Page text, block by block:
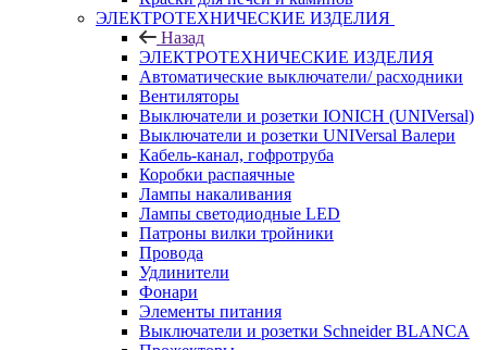
ЭЛЕКТРОТЕХНИЧЕСКИЕ ИЗДЕЛИЯ
Назад
ЭЛЕКТРОТЕХНИЧЕСКИЕ ИЗДЕЛИЯ
Автоматические выключатели/ расходники
Вентиляторы
Выключатели и розетки IONICH (UNIVersal)
Выключатели и розетки UNIVersal Валери
Кабель-канал, гофротруба
Коробки распаячные
Лампы накаливания
Лампы светодиодные LED
Патроны вилки тройники
Провода
Удлинители
Фонари
Элементы питания
Выключатели и розетки Schneider BLANCA